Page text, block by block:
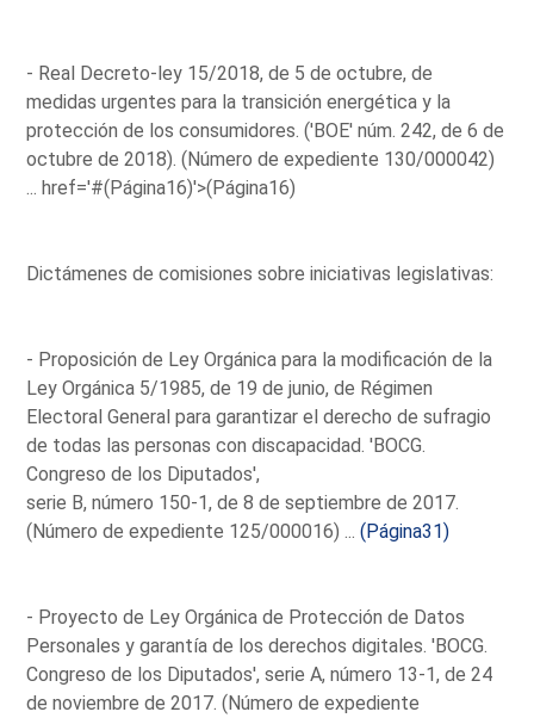
- Real Decreto-ley 15/2018, de 5 de octubre, de
medidas urgentes para la transición energética y la
protección de los consumidores. ('BOE' núm. 242, de 6 de
octubre de 2018). (Número de expediente 130/000042)
...href='#(Página16)'>(Página16)
Dictámenes de comisiones sobre iniciativas legislativas:
- Proposición de Ley Orgánica para la modificación de la
Ley Orgánica 5/1985, de 19 de junio, de Régimen
Electoral General para garantizar el derecho de sufragio
de todas las personas con discapacidad. 'BOCG.
Congreso de los Diputados',
serie B, número 150-1, de 8 de septiembre de 2017.
(Número de expediente 125/000016) ...(Página31)
- Proyecto de Ley Orgánica de Protección de Datos
Personales y garantía de los derechos digitales. 'BOCG.
Congreso de los Diputados', serie A, número 13-1, de 24
de noviembre de 2017. (Número de expediente